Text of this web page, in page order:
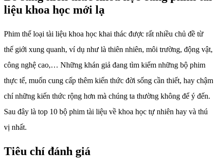
liệu khoa học mới lạ
Phim thể loại tài liệu khoa học khai thác được rất nhiều chủ đề từ
thế giới xung quanh, ví dụ như là thiên nhiên, môi trường, động vật,
công nghệ cao,… Những khán giả đang tìm kiếm những bộ phim
thực tế, muốn cung cấp thêm kiến thức đời sống cần thiết, hay chậm
chí những kiến thức rộng hơn mà chúng ta thường không để ý đến.
Sau đây là top 10 bộ phim tài liệu về khoa học tự nhiên hay và thú
vị nhất.
Tiêu chí đánh giá